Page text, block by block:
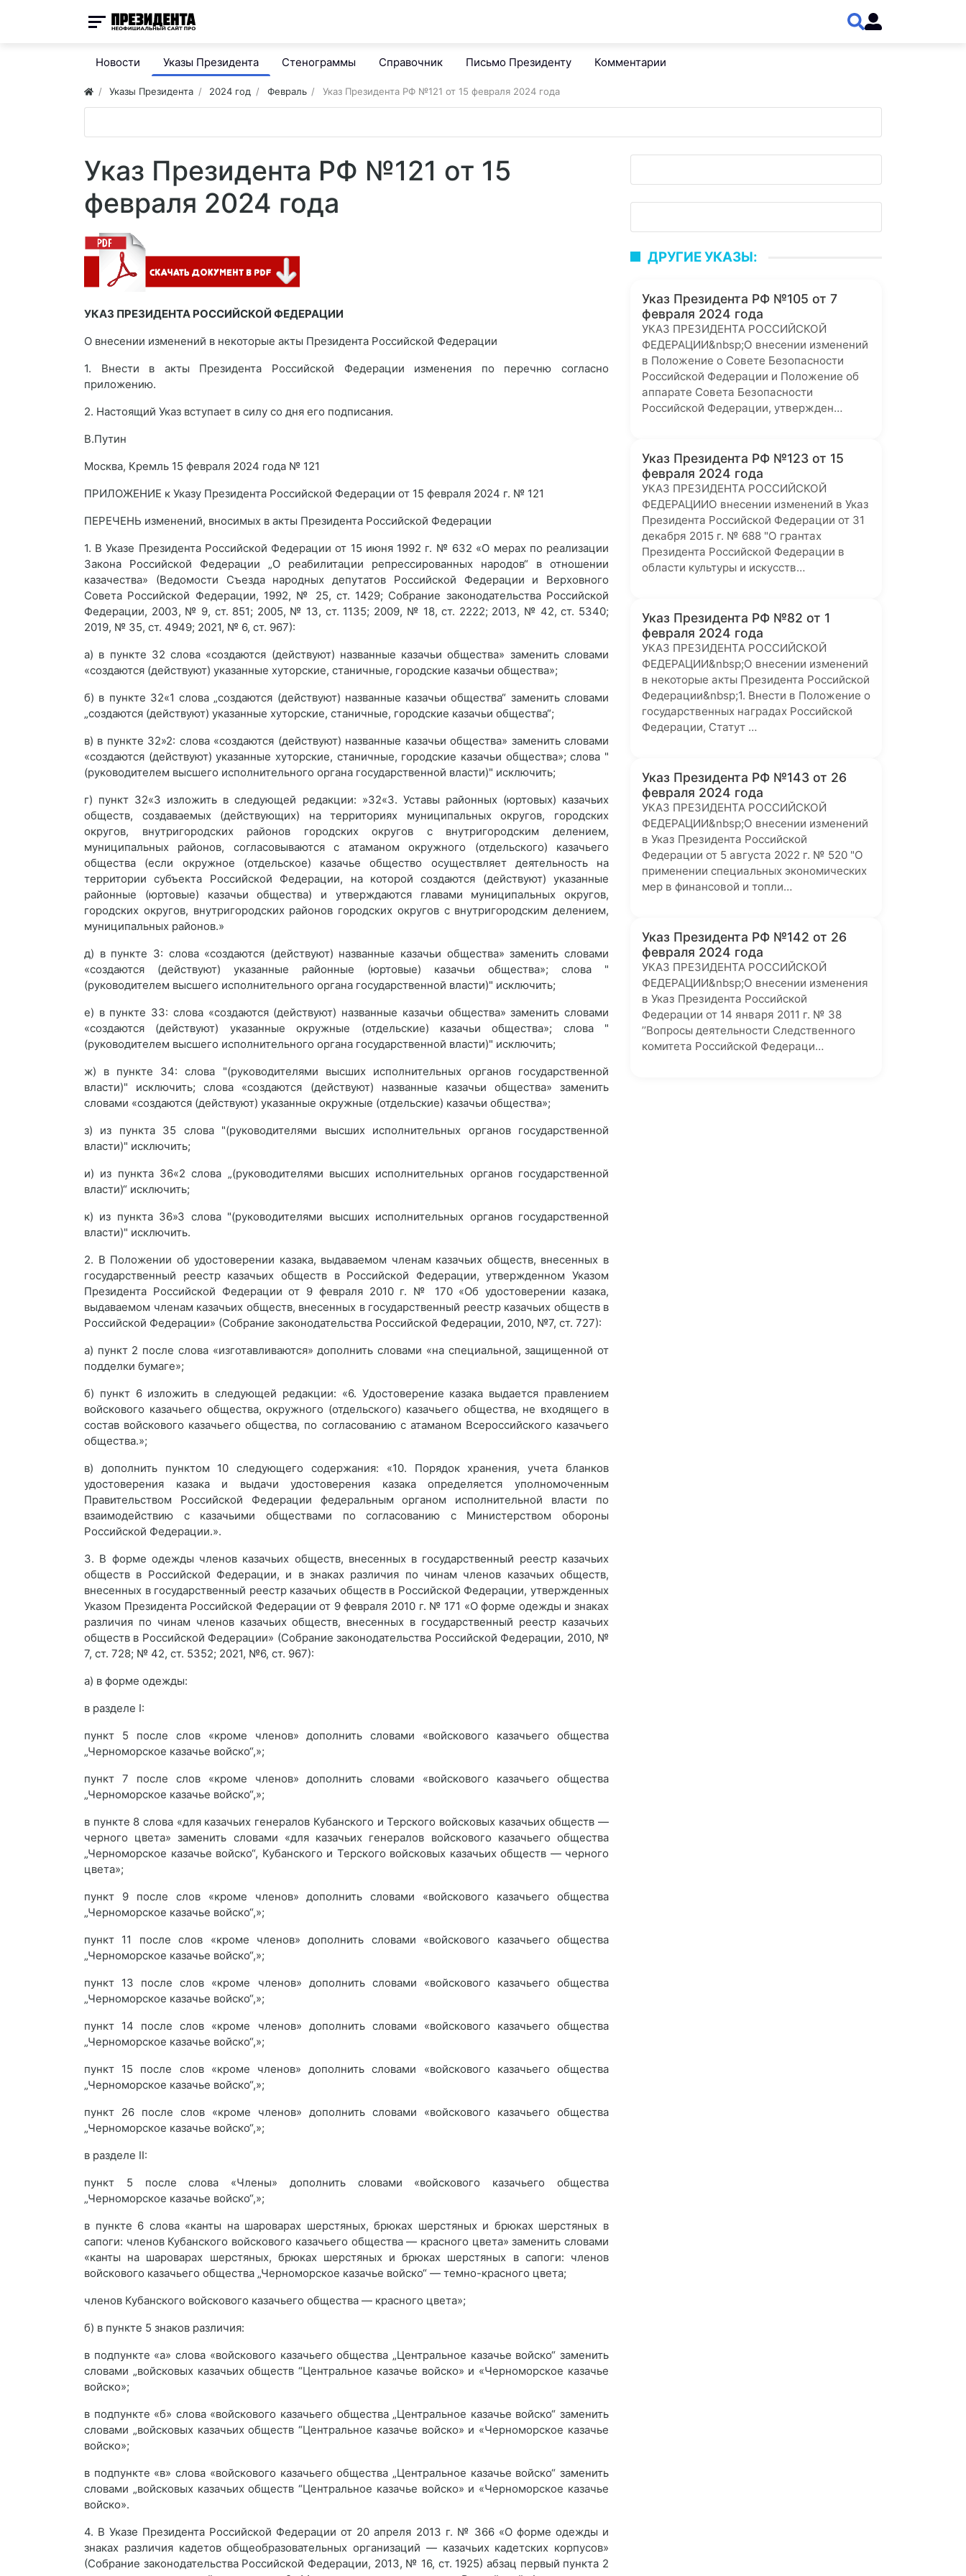
Новости Указы Президента Стенограммы Справочник Письмо Президенту Комментарии
Указы Президента 2024 год Февраль Указ Президента РФ №121 от 15 февраля 2024 года
Указ Президента РФ №121 от 15
февраля 2024 года
УКАЗ ПРЕЗИДЕНТА РОССИЙСКОЙ ФЕДЕРАЦИИ
О внесении изменений в некоторые акты Президента Российской Федерации
1. Внести в акты Президента Российской Федерации изменения по перечню согласно
приложению.
2. Настоящий Указ вступает в силу со дня его подписания.
В.Путин
Москва, Кремль 15 февраля 2024 года № 121
ПРИЛОЖЕНИЕ к Указу Президента Российской Федерации от 15 февраля 2024 г. № 121
ПЕРЕЧЕНЬ изменений, вносимых в акты Президента Российской Федерации
1. В Указе Президента Российской Федерации от 15 июня 1992 г. № 632 «О мерах по реализации
Закона Российской Федерации „О реабилитации репрессированных народов“ в отношении
казачества» (Ведомости Съезда народных депутатов Российской Федерации и Верховного
Совета Российской Федерации, 1992, № 25, ст. 1429; Собрание законодательства Российской
Федерации, 2003, № 9, ст. 851; 2005, № 13, ст. 1135; 2009, № 18, ст. 2222; 2013, № 42, ст. 5340;
2019, № 35, ст. 4949; 2021, № 6, ст. 967):
а) в пункте З2 слова «создаются (действуют) названные казачьи общества» заменить словами
«создаются (действуют) указанные хуторские, станичные, городские казачьи общества»;
б) в пункте З2«1 слова „создаются (действуют) названные казачьи общества“ заменить словами
„создаются (действуют) указанные хуторские, станичные, городские казачьи общества“;
в) в пункте З2»2: слова «создаются (действуют) названные казачьи общества» заменить словами
«создаются (действуют) указанные хуторские, станичные, городские казачьи общества»; слова "
(руководителем высшего исполнительного органа государственной власти)" исключить;
г) пункт З2«3 изложить в следующей редакции: »З2«3. Уставы районных (юртовых) казачьих
обществ, создаваемых (действующих) на территориях муниципальных округов, городских
округов, внутригородских районов городских округов с внутригородским делением,
муниципальных районов, согласовываются с атаманом окружного (отдельского) казачьего
общества (если окружное (отдельское) казачье общество осуществляет деятельность на
территории субъекта Российской Федерации, на которой создаются (действуют) указанные
районные (юртовые) казачьи общества) и утверждаются главами муниципальных округов,
городских округов, внутригородских районов городских округов с внутригородским делением,
муниципальных районов.»
д) в пункте 3: слова «создаются (действуют) названные казачьи общества» заменить словами
«создаются (действуют) указанные районные (юртовые) казачьи общества»; слова "
(руководителем высшего исполнительного органа государственной власти)" исключить;
е) в пункте З3: слова «создаются (действуют) названные казачьи общества» заменить словами
«создаются (действуют) указанные окружные (отдельские) казачьи общества»; слова "
(руководителем высшего исполнительного органа государственной власти)" исключить;
ж) в пункте З4: слова "(руководителями высших исполнительных органов государственной
власти)" исключить; слова «создаются (действуют) названные казачьи общества» заменить
словами «создаются (действуют) указанные окружные (отдельские) казачьи общества»;
з) из пункта З5 слова "(руководителями высших исполнительных органов государственной
власти)" исключить;
и) из пункта З6«2 слова „(руководителями высших исполнительных органов государственной
власти)“ исключить;
к) из пункта З6»3 слова "(руководителями высших исполнительных органов государственной
власти)" исключить.
2. В Положении об удостоверении казака, выдаваемом членам казачьих обществ, внесенных в
государственный реестр казачьих обществ в Российской Федерации, утвержденном Указом
Президента Российской Федерации от 9 февраля 2010 г. № 170 «Об удостоверении казака,
выдаваемом членам казачьих обществ, внесенных в государственный реестр казачьих обществ в
Российской Федерации» (Собрание законодательства Российской Федерации, 2010, №7, ст. 727):
а) пункт 2 после слова «изготавливаются» дополнить словами «на специальной, защищенной от
подделки бумаге»;
б) пункт 6 изложить в следующей редакции: «6. Удостоверение казака выдается правлением
войскового казачьего общества, окружного (отдельского) казачьего общества, не входящего в
состав войскового казачьего общества, по согласованию с атаманом Всероссийского казачьего
общества.»;
в) дополнить пунктом 10 следующего содержания: «10. Порядок хранения, учета бланков
удостоверения казака и выдачи удостоверения казака определяется уполномоченным
Правительством Российской Федерации федеральным органом исполнительной власти по
взаимодействию с казачьими обществами по согласованию с Министерством обороны
Российской Федерации.».
3. В форме одежды членов казачьих обществ, внесенных в государственный реестр казачьих
обществ в Российской Федерации, и в знаках различия по чинам членов казачьих обществ,
внесенных в государственный реестр казачьих обществ в Российской Федерации, утвержденных
Указом Президента Российской Федерации от 9 февраля 2010 г. № 171 «О форме одежды и знаках
различия по чинам членов казачьих обществ, внесенных в государственный реестр казачьих
обществ в Российской Федерации» (Собрание законодательства Российской Федерации, 2010, №
7, ст. 728; № 42, ст. 5352; 2021, №6, ст. 967):
а) в форме одежды:
в разделе I:
пункт 5 после слов «кроме членов» дополнить словами «войскового казачьего общества
„Черноморское казачье войско“,»;
пункт 7 после слов «кроме членов» дополнить словами «войскового казачьего общества
„Черноморское казачье войско“,»;
в пункте 8 слова «для казачьих генералов Кубанского и Терского войсковых казачьих обществ —
черного цвета» заменить словами «для казачьих генералов войскового казачьего общества
„Черноморское казачье войско“, Кубанского и Терского войсковых казачьих обществ — черного
цвета»;
пункт 9 после слов «кроме членов» дополнить словами «войскового казачьего общества
„Черноморское казачье войско“,»;
пункт 11 после слов «кроме членов» дополнить словами «войскового казачьего общества
„Черноморское казачье войско“,»;
пункт 13 после слов «кроме членов» дополнить словами «войскового казачьего общества
„Черноморское казачье войско“,»;
пункт 14 после слов «кроме членов» дополнить словами «войскового казачьего общества
„Черноморское казачье войско“,»;
пункт 15 после слов «кроме членов» дополнить словами «войскового казачьего общества
„Черноморское казачье войско“,»;
пункт 26 после слов «кроме членов» дополнить словами «войскового казачьего общества
„Черноморское казачье войско“,»;
в разделе II:
пункт 5 после слова «Члены» дополнить словами «войскового казачьего общества
„Черноморское казачье войско“,»;
в пункте 6 слова «канты на шароварах шерстяных, брюках шерстяных и брюках шерстяных в
сапоги: членов Кубанского войскового казачьего общества — красного цвета» заменить словами
«канты на шароварах шерстяных, брюках шерстяных и брюках шерстяных в сапоги: членов
войскового казачьего общества „Черноморское казачье войско“ — темно-красного цвета;
членов Кубанского войскового казачьего общества — красного цвета»;
б) в пункте 5 знаков различия:
в подпункте «а» слова «войскового казачьего общества „Центральное казачье войско“ заменить
словами „войсковых казачьих обществ “Центральное казачье войско» и «Черноморское казачье
войско»;
в подпункте «б» слова «войскового казачьего общества „Центральное казачье войско“ заменить
словами „войсковых казачьих обществ “Центральное казачье войско» и «Черноморское казачье
войско»;
в подпункте «в» слова «войскового казачьего общества „Центральное казачье войско“ заменить
словами „войсковых казачьих обществ “Центральное казачье войско» и «Черноморское казачье
войско».
4. В Указе Президента Российской Федерации от 20 апреля 2013 г. № 366 «О форме одежды и
знаках различия кадетов общеобразовательных организаций — казачьих кадетских корпусов»
(Собрание законодательства Российской Федерации, 2013, № 16, ст. 1925) абзац первый пункта 2
ДРУГИЕ УКАЗЫ:
Указ Президента РФ №105 от 7
февраля 2024 года
УКАЗ ПРЕЗИДЕНТА РОССИЙСКОЙ
ФЕДЕРАЦИИ&nbsp;О внесении изменений
в Положение о Совете Безопасности
Российской Федерации и Положение об
аппарате Совета Безопасности
Российской Федерации, утвержден…
Указ Президента РФ №123 от 15
февраля 2024 года
УКАЗ ПРЕЗИДЕНТА РОССИЙСКОЙ
ФЕДЕРАЦИИО внесении изменений в Указ
Президента Российской Федерации от 31
декабря 2015 г. № 688 "О грантах
Президента Российской Федерации в
области культуры и искусств…
Указ Президента РФ №82 от 1
февраля 2024 года
УКАЗ ПРЕЗИДЕНТА РОССИЙСКОЙ
ФЕДЕРАЦИИ&nbsp;О внесении изменений
в некоторые акты Президента Российской
Федерации&nbsp;1. Внести в Положение о
государственных наградах Российской
Федерации, Статут …
Указ Президента РФ №143 от 26
февраля 2024 года
УКАЗ ПРЕЗИДЕНТА РОССИЙСКОЙ
ФЕДЕРАЦИИ&nbsp;О внесении изменений
в Указ Президента Российской
Федерации от 5 августа 2022 г. № 520 "О
применении специальных экономических
мер в финансовой и топли…
Указ Президента РФ №142 от 26
февраля 2024 года
УКАЗ ПРЕЗИДЕНТА РОССИЙСКОЙ
ФЕДЕРАЦИИ&nbsp;О внесении изменения
в Указ Президента Российской
Федерации от 14 января 2011 г. № 38
’’Вопросы деятельности Следственного
комитета Российской Федераци…